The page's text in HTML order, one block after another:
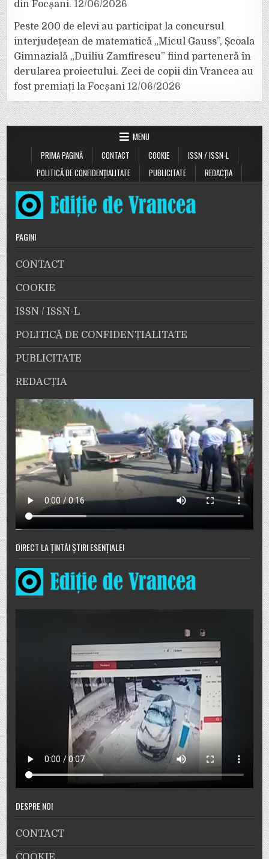
din Focșani. 12/06/2026
Peste 200 de elevi au participat la concursul
interjudețean de matematică „Micul Gauss”, Școala
Gimnazială „Duiliu Zamfirescu” fiind parteneră în
derularea proiectului. Zeci de copii din Vrancea au
fost premiați la Focșani 12/06/2026
MENU
PRIMA PAGINĂ
CONTACT COOKIE
ISSN / ISSN-L
POLITICĂ DE CONFIDENȚIALITATE
PUBLICITATE REDACȚIA
PAGINI
CONTACT
COOKIE
ISSN / ISSN-L
POLITICĂ DE CONFIDENȚIALITATE
PUBLICITATE
REDACȚIA
DIRECT LA ȚINTĂ! ȘTIRI ESENȚIALE!
DESPRE NOI
CONTACT